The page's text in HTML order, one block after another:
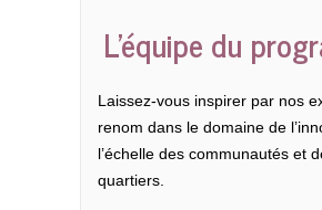
L’équipe du
Laissez-vous inspirer par nos
renom dans le domaine de
l’échelle des communautés et
quartiers.